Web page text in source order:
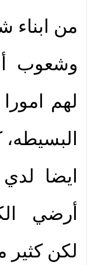
من ابناء
وشعوب
لهم
ايضا
أرضي
لكن كثير